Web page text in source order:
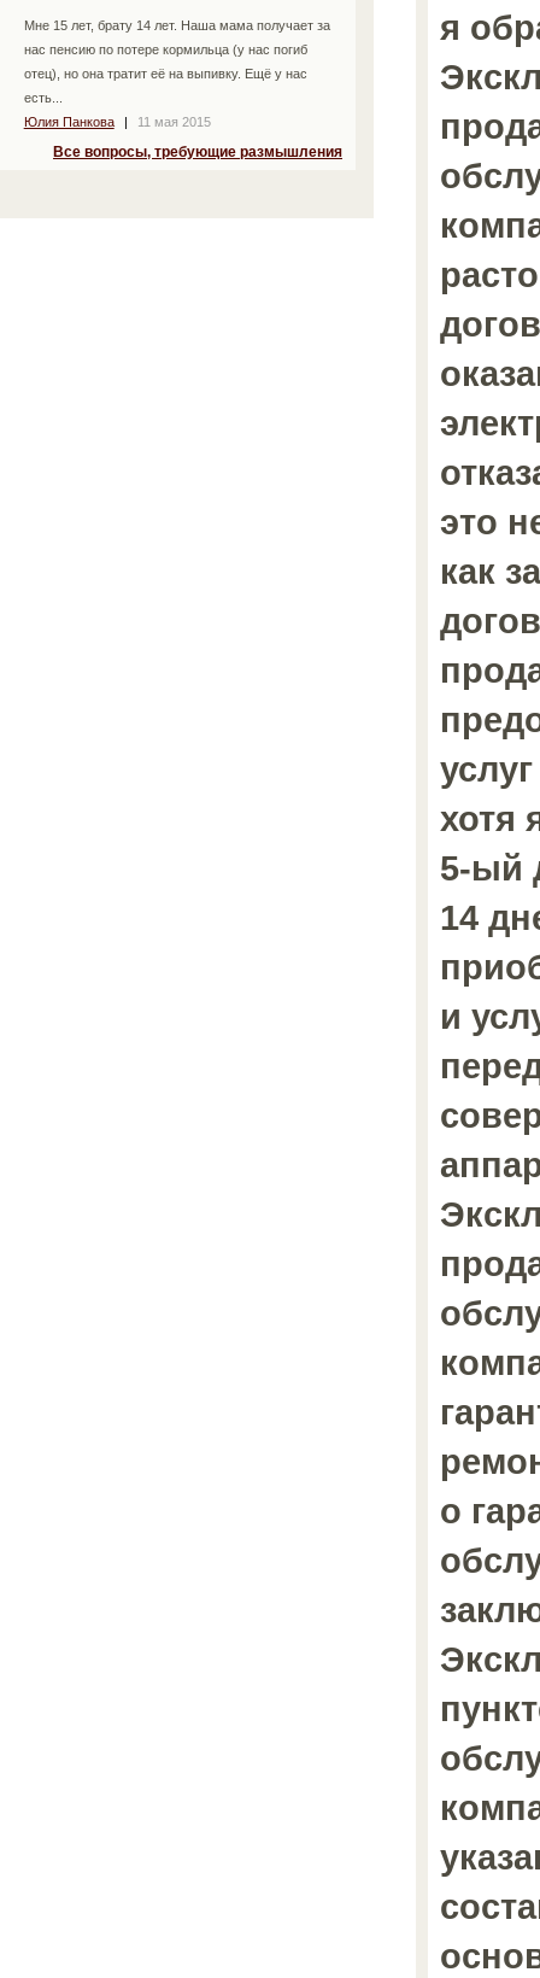
Мне 15 лет, брату 14 лет. Наша мама получает за
нас пенсию по потере кормильца (у нас погиб
отец), но она тратит её на выпивку. Ещё у нас
есть...
Юлия Панкова
11 мая 2015
Все вопросы, требующие размышления
я
это
как
хотя
5-ый
14
и
о